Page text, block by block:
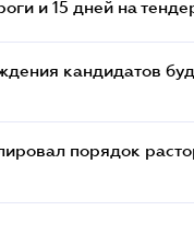
и 15 дней на
кандидатов
порядок